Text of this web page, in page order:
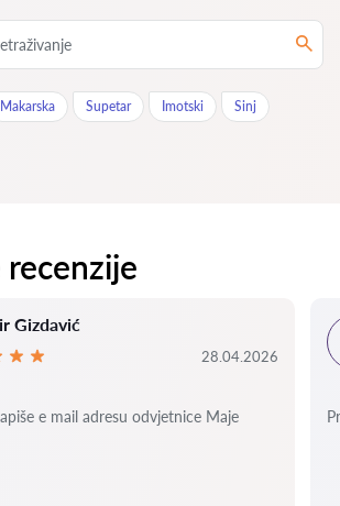
Makarska Supetar Imotski Sinj
Gizdavić
28.04.2026
e mail adresu odvjetnice Maje